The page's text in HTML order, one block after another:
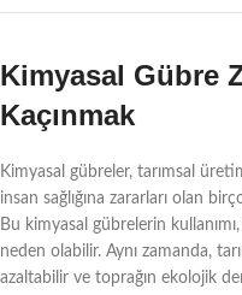
Kimyasal Gübre
Kaçınmak
Kimyasal gübreler, tarımsal
insan sağlığına zararları olan
Bu kimyasal gübrelerin
neden olabilir. Aynı zamanda,
azaltabilir ve toprağın ekolojik